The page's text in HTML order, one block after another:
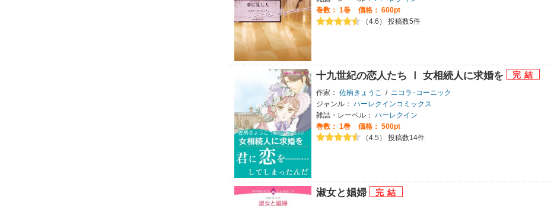
巻数： 1巻
価格： 600pt
（4.6） 投稿数5件
十九世紀の恋人たち Ⅰ 女相続人に求婚を
作家： 佐柄きょうこ /
ニコラ･コーニック
ジャンル： ハーレクインコミックス
雑誌・レーベル： ハーレクイン
巻数： 1巻
価格： 500pt
（4.5） 投稿数14件
淑女と娼婦